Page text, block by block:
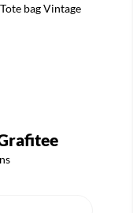
Tote bag Vintage